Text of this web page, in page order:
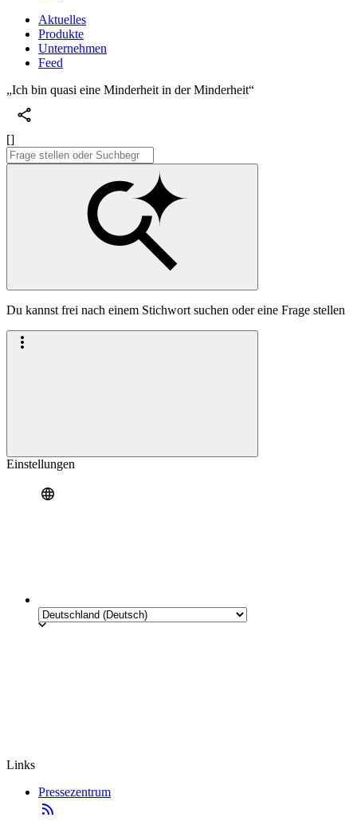
Aktuelles
Produkte
Unternehmen
Feed
„Ich bin quasi eine Minderheit in der Minderheit“
[]
Du kannst frei nach einem Stichwort suchen oder eine Frage stellen
Einstellungen
Links
Pressezentrum